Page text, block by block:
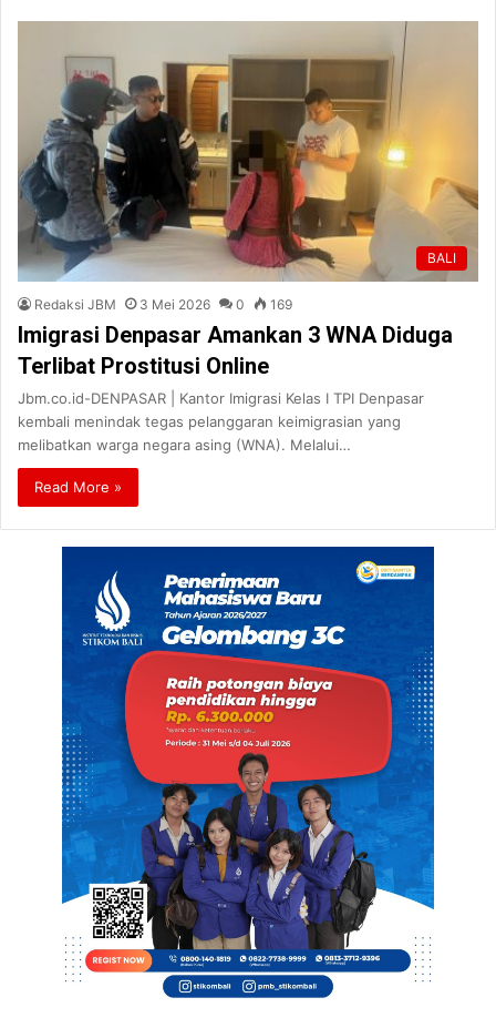
BALI
Redaksi JBM 3 Mei 2026 0 169
Imigrasi Denpasar Amankan 3 WNA Diduga
Terlibat Prostitusi Online
Jbm.co.id-DENPASAR | Kantor Imigrasi Kelas I TPI Denpasar
kembali menindak tegas pelanggaran keimigrasian yang
melibatkan warga negara asing (WNA). Melalui…
Read More »